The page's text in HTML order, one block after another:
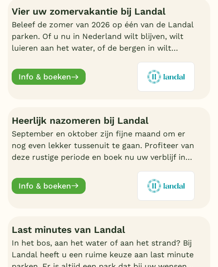
Vier uw zomervakantie bij Landal
Beleef de zomer van 2026 op één van de Landal
parken. Of u nu in Nederland wilt blijven, wilt
luieren aan het water, of de bergen in wilt
fijn Landal park.
Info & boeken
Heerlijk nazomeren bij Landal
September en oktober zijn fijne maand om er
nog even lekker tussenuit te gaan. Profiteer van
deze rustige periode en boek nu uw verblijf in
Info & boeken
Last minutes van Landal
In het bos, aan het water of aan het strand? Bij
Landal heeft u een ruime keuze aan last minute